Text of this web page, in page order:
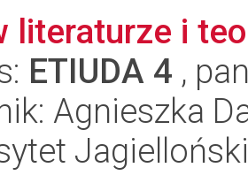
literaturze i
ETIUDA 4 ,
Agnieszka